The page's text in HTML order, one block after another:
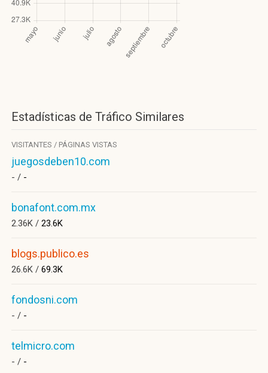
Estadísticas de Tráfico Similares
VISITANTES / PÁGINAS VISTAS
juegosdeben10.com
- / -
bonafont.com.mx
2.36K / 23.6K
blogs.publico.es
26.6K / 69.3K
fondosni.com
- / -
telmicro.com
- / -